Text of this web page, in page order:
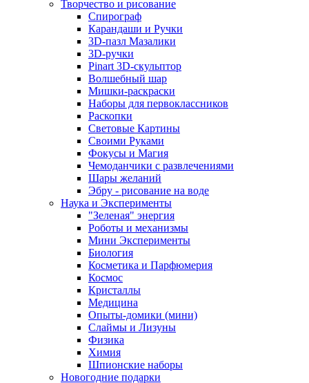
Творчество и рисование
Спирограф
Карандаши и Ручки
3D-пазл Мазалики
3D-ручки
Pinart 3D-скульптор
Волшебный шар
Мишки-раскраски
Наборы для первоклассников
Раскопки
Световые Картины
Своими Руками
Фокусы и Магия
Чемоданчики с развлечениями
Шары желаний
Эбру - рисование на воде
Наука и Эксперименты
"Зеленая" энергия
Роботы и механизмы
Мини Эксперименты
Биология
Косметика и Парфюмерия
Космос
Кристаллы
Медицина
Опыты-домики (мини)
Слаймы и Лизуны
Физика
Химия
Шпионские наборы
Новогодние подарки